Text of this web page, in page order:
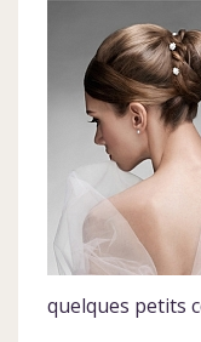
quelques petits